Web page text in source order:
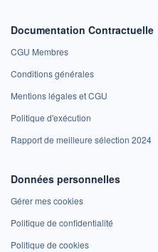
Documentation Contractuelle
CGU Membres
Conditions générales
Mentions légales et CGU
Politique d'exécution
Rapport de meilleure sélection 2024
Données personnelles
Gérer mes cookies
Politique de confidentialité
Politique de cookies